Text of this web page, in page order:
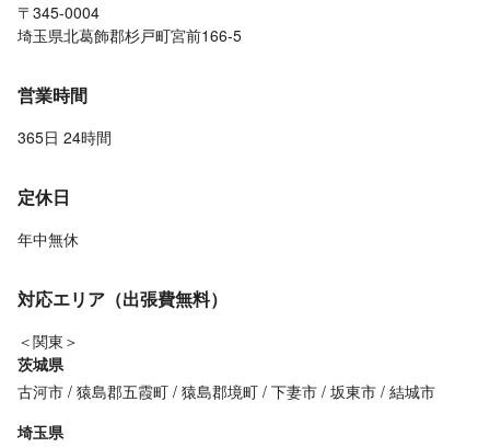
〒345-0004
埼玉県北葛飾郡杉戸町宮前166-5
営業時間
365日 24時間
定休日
年中無休
対応エリア（出張費無料）
＜関東＞
茨城県
古河市 猿島郡五霞町 猿島郡境町 下妻市 坂東市 結城市
埼玉県